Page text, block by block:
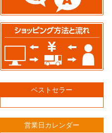
ベストセラー
営業日カレンダー